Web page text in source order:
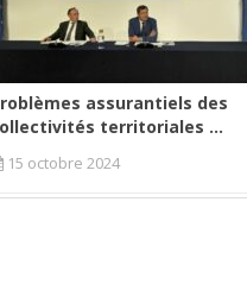
assurantiels des
territoriales ...
15 octobre 2024